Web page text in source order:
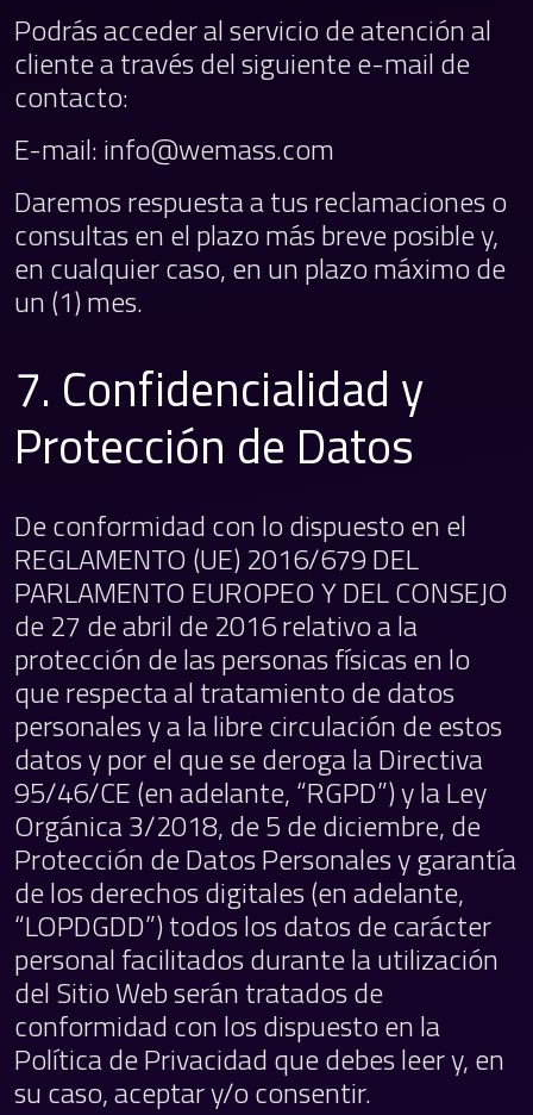
Podrás acceder al servicio de atención al
cliente a través del siguiente e-mail de
contacto:
E-mail: info@wemass.com
Daremos respuesta a tus reclamaciones o
consultas en el plazo más breve posible y,
en cualquier caso, en un plazo máximo de
un (1) mes.
7. Confidencialidad y
Protección de Datos
De conformidad con lo dispuesto en el
REGLAMENTO (UE) 2016/679 DEL
PARLAMENTO EUROPEO Y DEL CONSEJO
de 27 de abril de 2016 relativo a la
protección de las personas físicas en lo
que respecta al tratamiento de datos
personales y a la libre circulación de estos
datos y por el que se deroga la Directiva
95/46/CE (en adelante, “RGPD”) y la Ley
Orgánica 3/2018, de 5 de diciembre, de
Protección de Datos Personales y garantía
de los derechos digitales (en adelante,
“LOPDGDD”) todos los datos de carácter
personal facilitados durante la utilización
del Sitio Web serán tratados de
conformidad con los dispuesto en la
Política de Privacidadque debes leer y, en
su caso, aceptar y/o consentir.